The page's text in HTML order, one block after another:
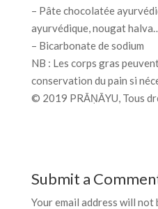
– Pâte chocolatée
ayurvédique, nougat
– Bicarbonate de sodium
NB : Les corps gras
conservation du pain si
© 2019 PRĀṆĀYU, Tous
Submit a
Your email address will not